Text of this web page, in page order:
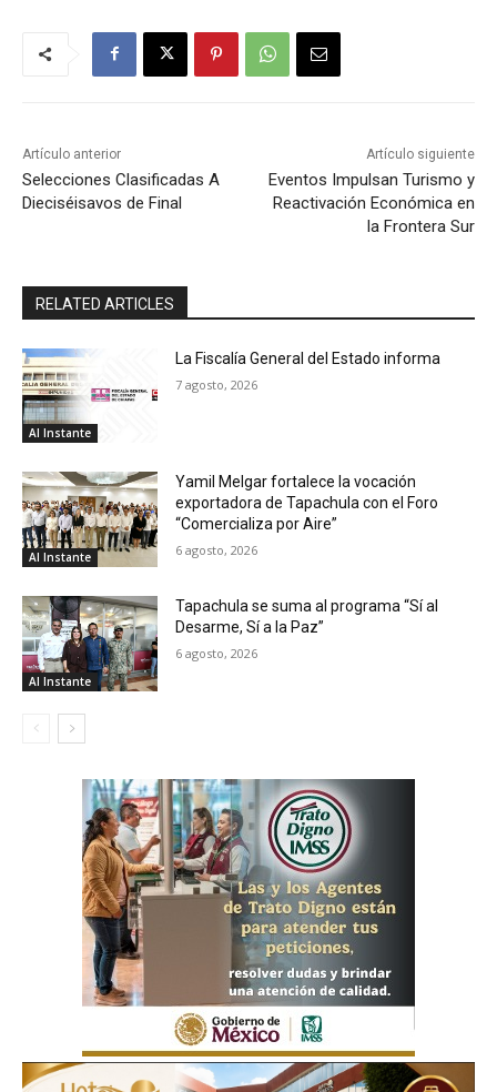
Artículo anterior
Selecciones Clasificadas A
Dieciséisavos de Final
Artículo siguiente
Eventos Impulsan Turismo y
Reactivación Económica en
la Frontera Sur
RELATED ARTICLES
Al Instante
La Fiscalía General del Estado informa
7 agosto, 2026
Al Instante
Yamil Melgar fortalece la vocación
exportadora de Tapachula con el Foro
“Comercializa por Aire”
6 agosto, 2026
Al Instante
Tapachula se suma al programa “Sí al
Desarme, Sí a la Paz”
6 agosto, 2026